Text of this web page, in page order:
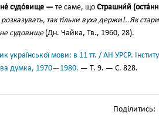
судо́вище — те саме, що Страшни́й
так тільки вуха держи!..Як
судовище(Дн. Чайка, Тв., 1960, 28).
української мови: в 11 тт. / АН УРСР.
думка, 1970—1980. — Т. 9. — С. 828.
Поділитись: